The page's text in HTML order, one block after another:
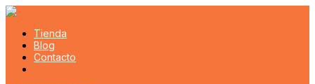
Tienda
Blog
Contacto